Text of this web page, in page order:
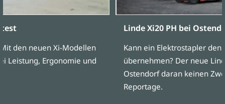
den neuen Xi-Modellen
Leistung, Ergonomie und
Linde Xi20 PH bei
Kann ein Elektrostapler den
übernehmen? Der neue
Ostendorf daran keinen
Reportage.